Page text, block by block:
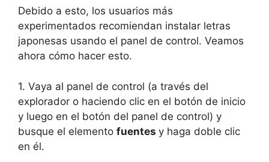
Debido a esto, los usuarios más
experimentados recomiendan instalar letras
japonesas usando el panel de control. Veamos
ahora cómo hacer esto.
1. Vaya al panel de control (a través del
explorador o haciendo clic en el botón de inicio
y luego en el botón del panel de control) y
busque el elemento fuentes y haga doble clic
en él.